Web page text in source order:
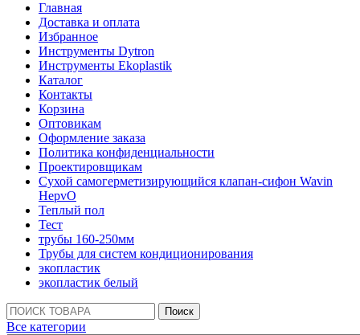
Главная
Доставка и оплата
Избранное
Инструменты Dytron
Инструменты Ekoplastik
Каталог
Контакты
Корзина
Оптовикам
Оформление заказа
Политика конфиденциальности
Проектировщикам
Сухой самогерметизирующийся клапан-сифон Wavin
HepvO
Теплый пол
Тест
трубы 160-250мм
Трубы для систем кондиционирования
экопластик
экопластик белый
Поиск:
Поиск
Все категории